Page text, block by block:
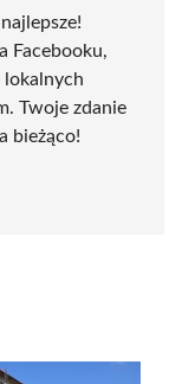
Facebooku,
lokalnych
Twoje zdanie
bieżąco!